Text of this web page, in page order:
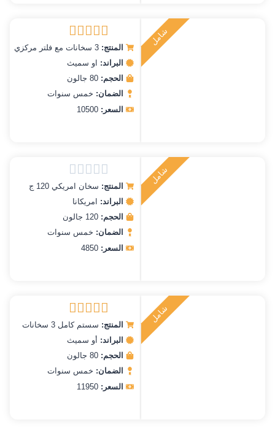
ش
ا
م
ل
ت
ر
ك
ي
ب
تم التقييم
5.00من 5
المنتج: 3 سخانات مع فلتر مركزي
البراند: او سميث
الحجم: 80 جالون
الضمان: خمس سنوات
السعر: 10500
ش
ا
م
ل
ت
ر
ك
ي
ب
تم
0
من
5
المنتج: سخان امريكي 120 ج
البراند: امريكانا
الحجم: 120 جالون
الضمان: خمس سنوات
السعر: 4850
ش
ا
م
ل
ت
ر
ك
ي
ب
تم التقييم
5.00من 5
المنتج: سستم كامل 3 سخانات
البراند: أو سميث
الحجم: 80 جالون
الضمان: خمس سنوات
السعر: 11950